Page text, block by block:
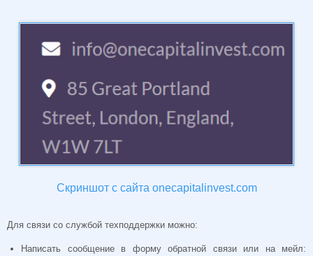
Скриншот с сайта onecapitalinvest.com
Для связи со службой техподдержки можно:
Написать сообщение в форму обратной связи или на мейл: